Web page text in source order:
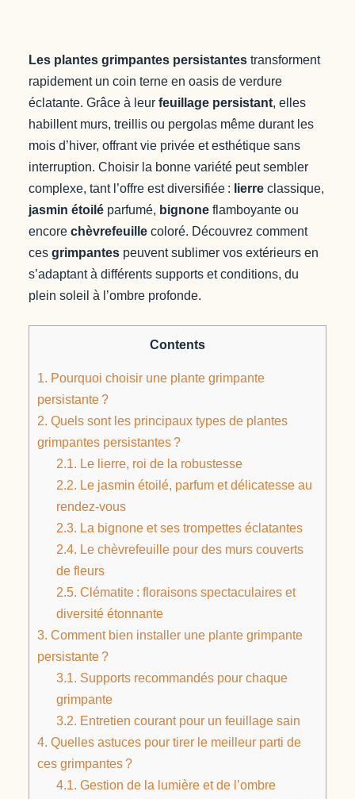
Les plantes grimpantes persistantes transforment
rapidement un coin terne en oasis de verdure
éclatante. Grâce à leur feuillage persistant, elles
habillent murs, treillis ou pergolas même durant les
mois d’hiver, offrant vie privée et esthétique sans
interruption. Choisir la bonne variété peut sembler
complexe, tant l’offre est diversifiée : lierre classique,
jasmin étoilé parfumé, bignone flamboyante ou
encore chèvrefeuille coloré. Découvrez comment
ces grimpantes peuvent sublimer vos extérieurs en
s’adaptant à différents supports et conditions, du
plein soleil à l’ombre profonde.
Contents
1. Pourquoi choisir une plante grimpante
persistante ?
2. Quels sont les principaux types de plantes
grimpantes persistantes ?
2.1. Le lierre, roi de la robustesse
2.2. Le jasmin étoilé, parfum et délicatesse au
rendez-vous
2.3. La bignone et ses trompettes éclatantes
2.4. Le chèvrefeuille pour des murs couverts
de fleurs
2.5. Clématite : floraisons spectaculaires et
diversité étonnante
3. Comment bien installer une plante grimpante
persistante ?
3.1. Supports recommandés pour chaque
grimpante
3.2. Entretien courant pour un feuillage sain
4. Quelles astuces pour tirer le meilleur parti de
ces grimpantes ?
4.1. Gestion de la lumière et de l’ombre